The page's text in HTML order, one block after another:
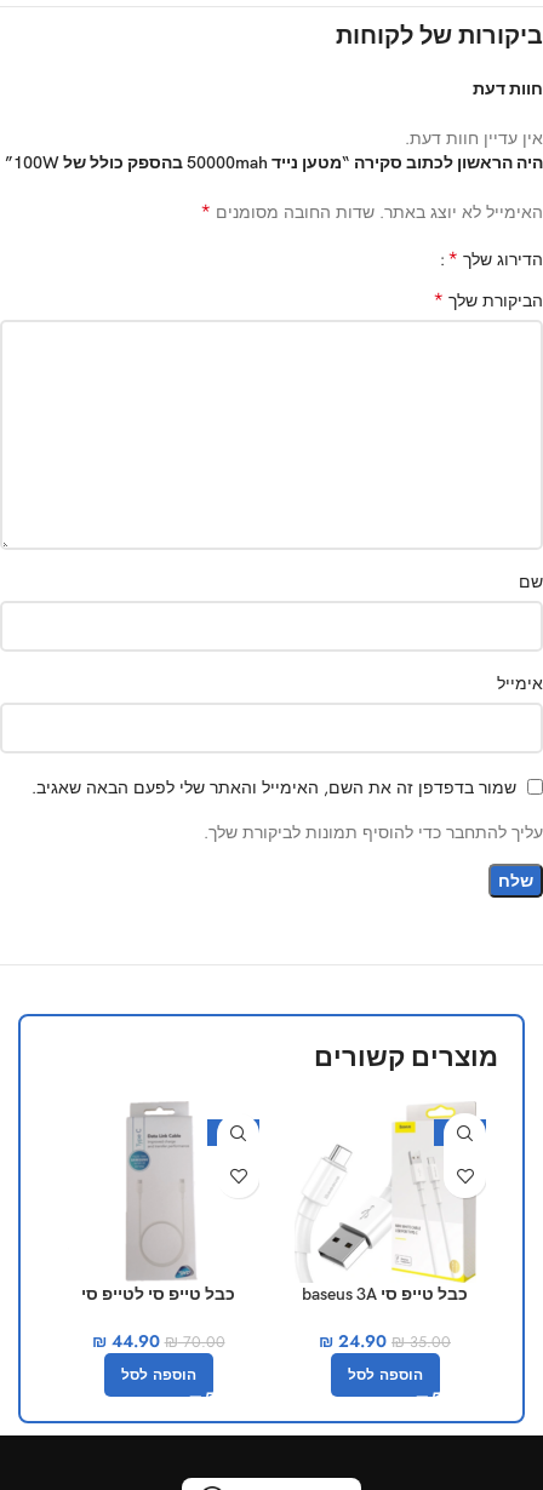
ביקורות של לקוחות
חוות דעת
אין עדיין חוות דעת.
היה הראשון לכתוב סקירה “מטען נייד 50000mah בהספק כולל של 100W”
האימייל לא יוצג באתר. שדות החובה מסומנים *
הדירוג שלך *
הביקורת שלך *
שם
אימייל
שמור בדפדפן זה את השם, האימייל והאתר שלי לפעם הבאה שאגיב.
עליך להתחבר כדי להוסיף תמונות לביקורת שלך.
מוצרים קשורים
-29%
כבל טייפ סי baseus 3A
₪35.00
₪ 24.90
הוספה לסל
-36%
כבל טייפ סי לטייפ סי
₪70.00
₪44.90
הוספה לסל